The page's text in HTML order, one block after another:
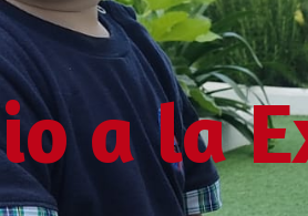
a la